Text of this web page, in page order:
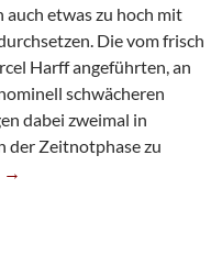
auch etwas zu hoch mit
Die vom frisch
Harff angeführten, an
schwächeren
dabei zweimal in
der Zeitnotphase zu
Sieg
→